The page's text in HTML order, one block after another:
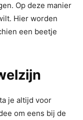
Op deze manier
Hier worden
een beetje
je altijd voor
om eens bij de